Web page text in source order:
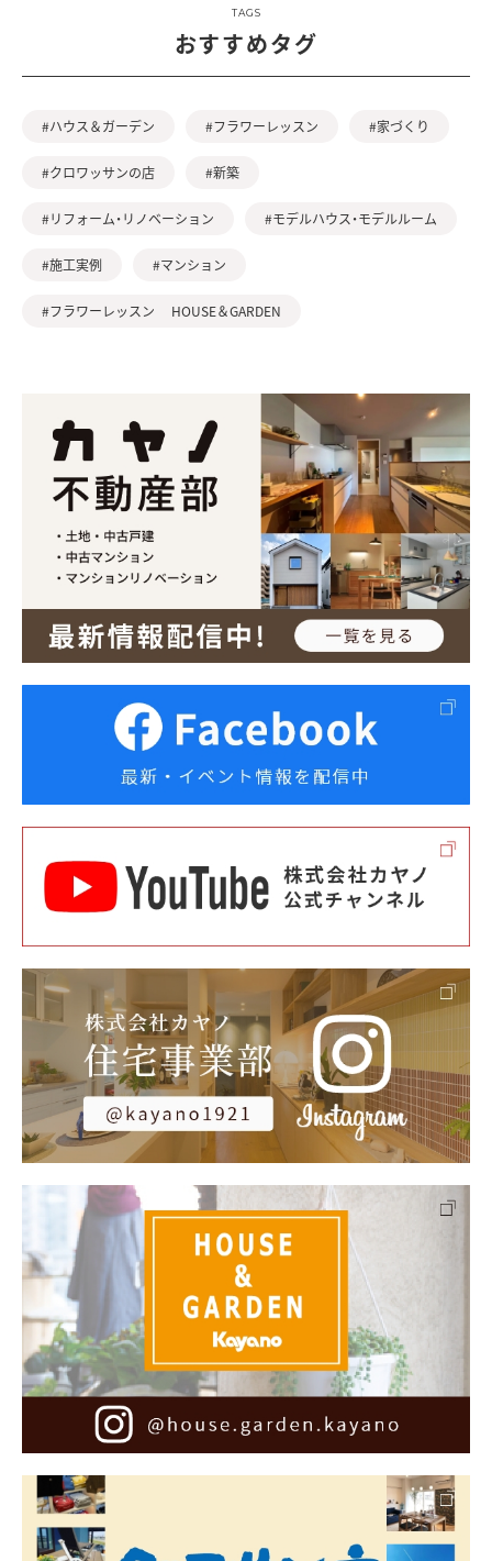
TAGS
おすすめタグ
#ハウス＆ガーデン #フラワーレッスン #家づくり
#クロワッサンの店 #新築
#リフォーム・リノベーション #モデルハウス・モデルルーム
#施工実例 #マンション
#フラワーレッスン HOUSE＆GARDEN